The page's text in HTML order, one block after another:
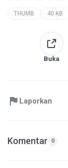
THUMB 40 KB
Buka
Laporkan
Komentar 0